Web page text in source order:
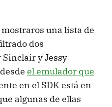
una lista de
dos
y Jessy
el emulador que
en el SDK está en
algunas de ellas